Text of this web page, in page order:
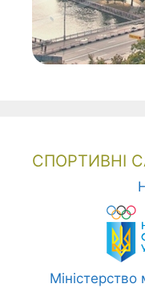
СПОРТИВНІ
Міністерство